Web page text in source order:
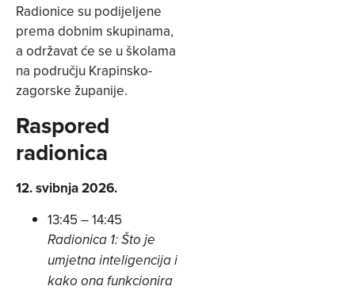
Radionice su podijeljene
prema dobnim skupinama,
a održavat će se u školama
na području Krapinsko-
zagorske županije.
Raspored
radionica
12. svibnja 2026.
13:45 – 14:45
Radionica 1: Što je
umjetna inteligencija i
kako ona funkcionira